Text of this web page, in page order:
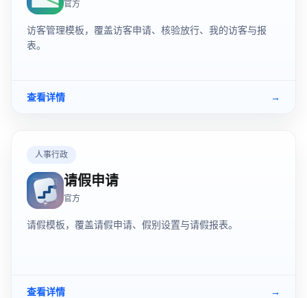
官方
访客管理模板，覆盖访客申请、核验放行、我的访客与报
表。
查看详情 →
人事行政
请假申请
官方
请假模板，覆盖请假申请、假别设置与请假报表。
查看详情 →